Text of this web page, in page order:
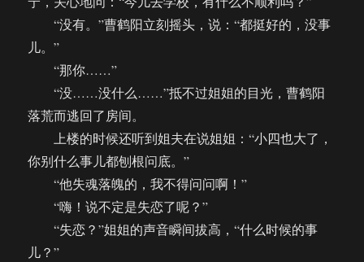
“没有。”曹鹤阳立刻摇头，说：“都挺好的，没事
儿。”
“那你……”
“没……没什么……”抵不过姐姐的目光，曹鹤阳
落荒而逃回了房间。
上楼的时候还听到姐夫在说姐姐：“小四也大了，
你别什么事儿都刨根问底。”
“他失魂落魄的，我不得问问啊！”
“嗨！说不定是失恋了呢？”
“失恋？”姐姐的声音瞬间拔高，“什么时候的事
儿？”